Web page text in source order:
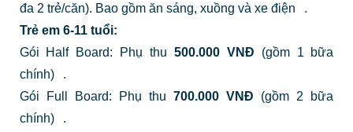
đa 2 trẻ/căn). Bao gồm ăn sáng, xuồng và xe điện
.
Trẻ em 6-11 tuổi:
Gói Half Board: Phụ thu 500.000 VNĐ
(gồm 1 bữa
chính)
.
Gói Full Board: Phụ thu700.000 VNĐ
(gồm 2 bữa
chính)
.